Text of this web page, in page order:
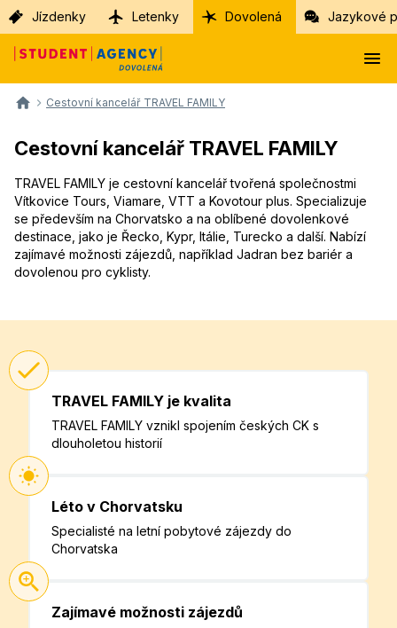
Jízdenky Letenky Dovolená Jazykové
Cestovní kancelář TRAVEL FAMILY
Cestovní kancelář TRAVEL FAMILY
TRAVEL FAMILY je cestovní kancelář tvořená společnostmi
Vítkovice Tours, Viamare, VTT a Kovotour plus. Specializuje
se především na Chorvatsko a na oblíbené dovolenkové
destinace, jako je Řecko, Kypr, Itálie, Turecko a další. Nabízí
zajímavé možnosti zájezdů, například Jadran bez bariér a
dovolenou pro cyklisty.
TRAVEL FAMILY je kvalita
TRAVEL FAMILY vznikl spojením českých CK s
dlouholetou historií
Léto v Chorvatsku
Specialisté na letní pobytové zájezdy do
Chorvatska
Zajímavé možnosti zájezdů